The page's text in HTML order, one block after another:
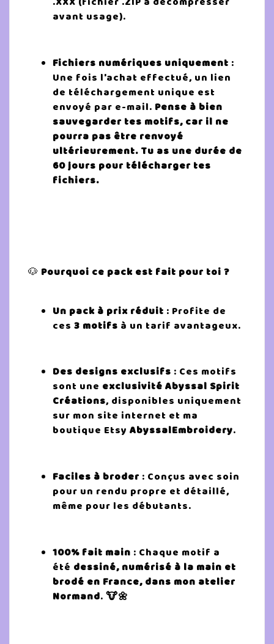
avant usage).
Fichiers numériques uniquement :
Une fois l'achat effectué, un lien
de téléchargement unique est
envoyé par e-mail. Pense à bien
sauvegarder tes motifs, car il ne
pourra pas être renvoyé
ultérieurement. Tu as une durée de
60 jours pour télécharger tes
fichiers.
🐶 Pourquoi ce pack est fait pour toi ?
Un pack à prix réduit : Profite de
ces 3 motifs à un tarif avantageux.
Des designs exclusifs : Ces motifs
sont une exclusivité Abyssal Spirit
Créations, disponibles uniquement
sur mon site internet et ma
boutique Etsy AbyssalEmbroidery.
Faciles à broder : Conçus avec soin
pour un rendu propre et détaillé,
même pour les débutants.
100% fait main : Chaque motif a
été dessiné, numérisé à la main et
brodé en France, dans mon atelier
Normand. 🐮🌼